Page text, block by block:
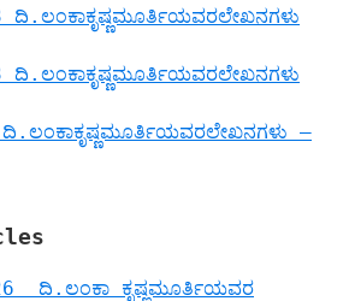
ದಿ.ಲಂಕಾಕೃಷ್ಣಮೂರ್ತಿಯವರಲೇಖನಗಳು
ದಿ.ಲಂಕಾಕೃಷ್ಣಮೂರ್ತಿಯವರಲೇಖನಗಳು
–
ದಿ.ಲಂಕಾ ಕೃಷ್ಣಮೂರ್ತಿಯವರ